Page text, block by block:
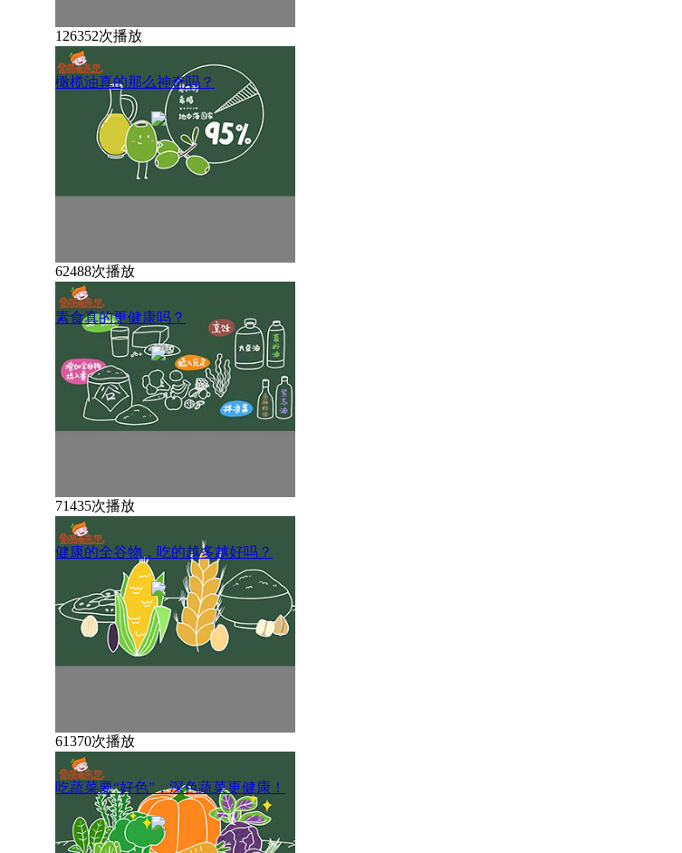
126352次播放
橄榄油真的那么神奇吗？
62488次播放
素食真的更健康吗？
71435次播放
健康的全谷物，吃的越多越好吗？
61370次播放
吃蔬菜要“好色”，深色蔬菜更健康！